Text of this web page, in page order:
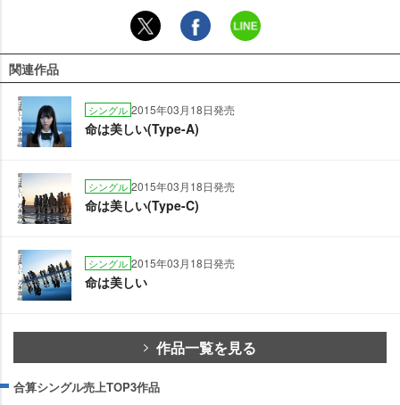
関連作品
シングル 2015年03月18日発売
命は美しい(Type-A)
シングル 2015年03月18日発売
命は美しい(Type-C)
シングル 2015年03月18日発売
命は美しい
作品一覧を見る
合算シングル売上TOP3作品